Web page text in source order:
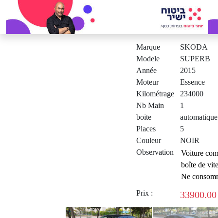
Marque
SKODA
Modele
SUPERB
Année
2015
Moteur
Essence
Kilométrage
234000
Nb Main
1
boite
automatique
Places
5
Couleur
NOIR
Observation
Prix :